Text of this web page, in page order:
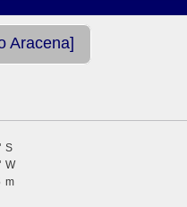
Aracena]
S
W
m